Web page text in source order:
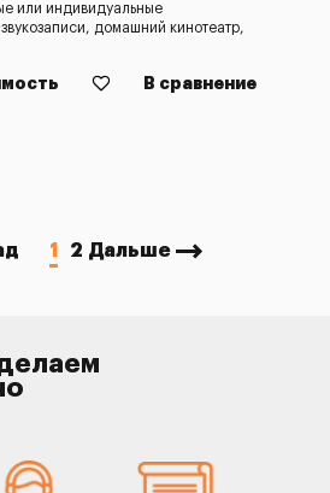
или индивидуальные
домашний кинотеатр,
В сравнение
1 2 Дальше